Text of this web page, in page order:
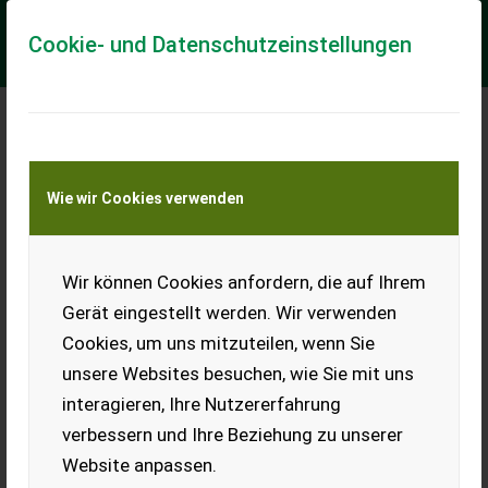
Cookie- und Datenschutzeinstellungen
Wie wir Cookies verwenden
Wir können Cookies anfordern, die auf Ihrem
Gerät eingestellt werden. Wir verwenden
Cookies, um uns mitzuteilen, wenn Sie
unsere Websites besuchen, wie Sie mit uns
interagieren, Ihre Nutzererfahrung
verbessern und Ihre Beziehung zu unserer
Website anpassen.
Meine Transportkostenanfrage
Transport von Land- und Baumaschinen –
KEINE Tiertransporte
Tecnoma 3000l
Angeboten wird eine Tecnoma 3000l Spritze. Bereifung: 12.4
R46, Baujahr 1998. Ausrüstung: - 3000ltr. - 24 m - WW-GW - DL-
Bremse - hydr. Stützfuß...
EUR 9.800 inkl. 19% MwSt